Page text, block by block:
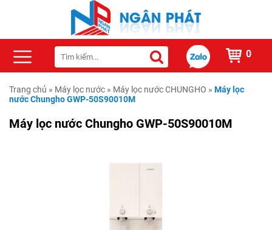
0
Trang chủ » Máy lọc nước » Máy lọc nước CHUNGHO » Máy lọc
nước Chungho GWP-50S90010M
Máy lọc nước Chungho GWP-50S90010M